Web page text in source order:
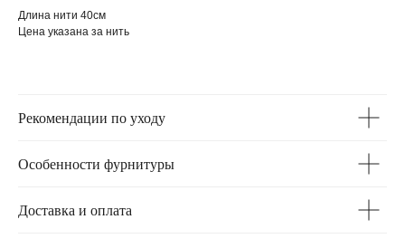
Длина нити 40см
Цена указана за нить
Рекомендации по уходу
Особенности фурнитуры
Доставка и оплата